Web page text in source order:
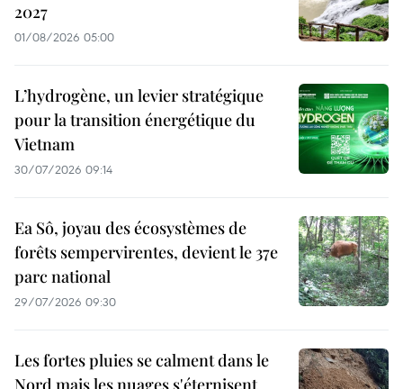
2027
01/08/2026 05:00
L’hydrogène, un levier stratégique
pour la transition énergétique du
Vietnam
30/07/2026 09:14
Ea Sô, joyau des écosystèmes de
forêts sempervirentes, devient le 37e
parc national
29/07/2026 09:30
Les fortes pluies se calment dans le
Nord mais les nuages s'éternisent